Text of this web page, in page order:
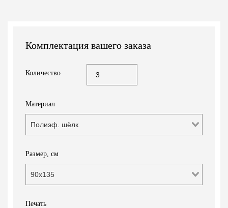
Комплектация вашего заказа
Количество
Материал
Полиэф. шёлк
Размер, см
90х135
Печать